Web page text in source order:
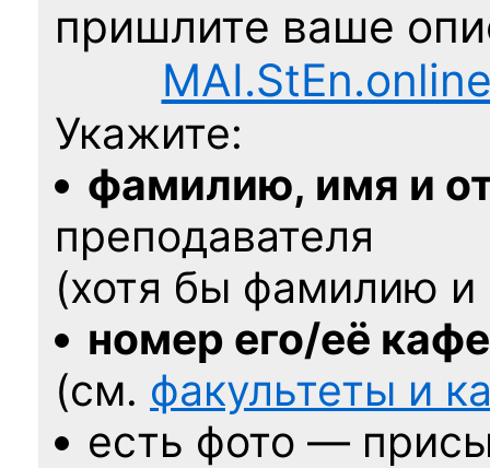
пришлите ваше
Укажите:
фамилию, имя и
преподавателя
(хотя бы фамилию
номер его/её
(см. факультеты и
есть фото —